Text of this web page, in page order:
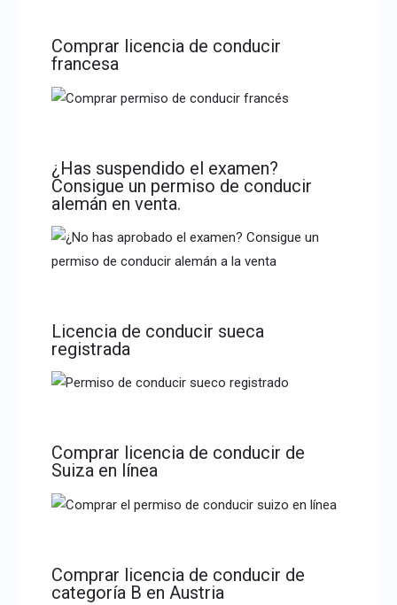
Comprar licencia de conducir
francesa
¿Has suspendido el examen?
Consigue un permiso de conducir
alemán en venta.
Licencia de conducir sueca
registrada
Comprar licencia de conducir de
Suiza en línea
Comprar licencia de conducir de
categoría B en Austria